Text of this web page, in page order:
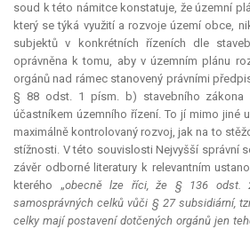
soud k této námitce konstatuje, že územní
který se týká využití a rozvoje území obce,
subjektů v konkrétních řízeních dle
oprávněna k tomu, aby v územním plánu
orgánů nad rámec stanovený právními
§ 88 odst. 1 písm. b) stavebního zákona
účastníkem územního řízení. To jí mimo jiné
maximálně kontrolovaný rozvoj, jak na to
stížnosti. V této souvislosti Nejvyšší správní
závěr odborné literatury k relevantním
kterého „obecně lze říci, že § 136 odst.
samosprávných celků vůči § 27 subsidiární,
celky mají postavení dotčených orgánů jen